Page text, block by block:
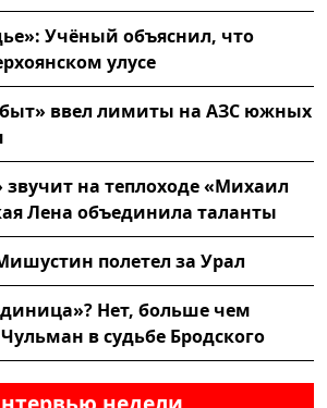
Учёный объяснил, что
улусе
ввел лимиты на АЗС южных
на теплоходе «Михаил
Лена объединила таланты
полетел за Урал
Нет, больше чем
в судьбе Бродского